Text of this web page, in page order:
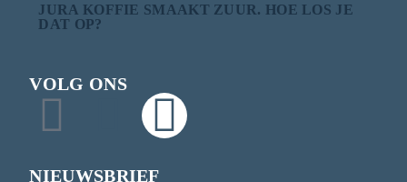
JURA KOFFIE SMAAKT ZUUR. HOE LOS JE
DAT OP?
VOLG ONS
NIEUWSBRIEF